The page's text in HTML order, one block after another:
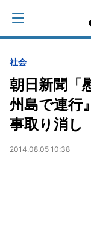
社会
朝日新聞「
州島で連行
事取り消し
2014.08.05 10:38